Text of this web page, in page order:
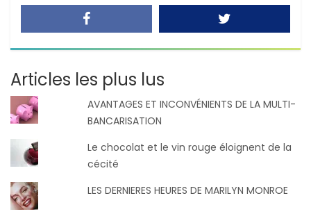
Articles les plus lus
AVANTAGES ET INCONVÉNIENTS DE LA MULTI-
BANCARISATION
Le chocolat et le vin rouge éloignent de la
cécité
LES DERNIERES HEURES DE MARILYN MONROE